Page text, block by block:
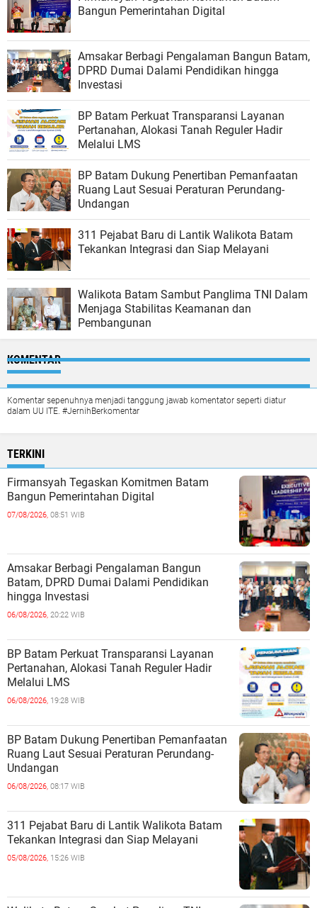
Bangun Pemerintahan Digital
Amsakar Berbagi Pengalaman Bangun Batam,
DPRD Dumai Dalami Pendidikan hingga
Investasi
BP Batam Perkuat Transparansi Layanan
Pertanahan, Alokasi Tanah Reguler Hadir
Melalui LMS
BP Batam Dukung Penertiban Pemanfaatan
Ruang Laut Sesuai Peraturan Perundang-
Undangan
311 Pejabat Baru di Lantik Walikota Batam
Tekankan Integrasi dan Siap Melayani
Walikota Batam Sambut Panglima TNI Dalam
Menjaga Stabilitas Keamanan dan
Pembangunan
KOMENTAR
Komentar sepenuhnya menjadi tanggung jawab komentator seperti diatur
dalam UU ITE. #JernihBerkomentar
TERKINI
Firmansyah Tegaskan Komitmen Batam
Bangun Pemerintahan Digital
07/08/2026, 08:51 WIB
Amsakar Berbagi Pengalaman Bangun
Batam, DPRD Dumai Dalami Pendidikan
hingga Investasi
06/08/2026, 20:22 WIB
BP Batam Perkuat Transparansi Layanan
Pertanahan, Alokasi Tanah Reguler Hadir
Melalui LMS
06/08/2026, 19:28 WIB
BP Batam Dukung Penertiban Pemanfaatan
Ruang Laut Sesuai Peraturan Perundang-
Undangan
06/08/2026, 08:17 WIB
311 Pejabat Baru di Lantik Walikota Batam
Tekankan Integrasi dan Siap Melayani
05/08/2026, 15:26 WIB